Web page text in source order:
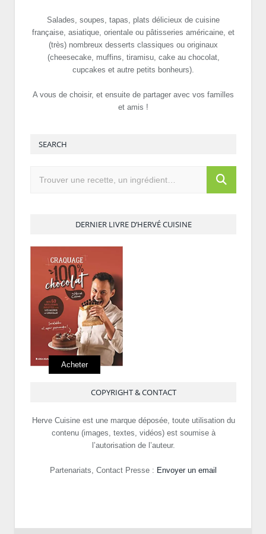
Salades, soupes, tapas, plats délicieux de cuisine
française, asiatique, orientale ou pâtisseries américaine, et
(très) nombreux desserts classiques ou originaux
(cheesecake, muffins, tiramisu, cake au chocolat,
cupcakes et autre petits bonheurs).
A vous de choisir, et ensuite de partager avec vos familles
et amis !
SEARCH
DERNIER LIVRE D’HERVÉ CUISINE
Acheter
COPYRIGHT & CONTACT
Herve Cuisine est une marque déposée, toute utilisation du
contenu (images, textes, vidéos) est soumise à
l’autorisation de l’auteur.
Partenariats, Contact Presse : Envoyer un email